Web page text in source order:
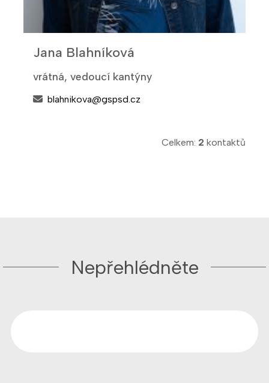
Jana Blahníková
vrátná, vedoucí kantýny
blahnikova@gspsd.cz
Celkem: 2 kontaktů
Nepřehlédněte